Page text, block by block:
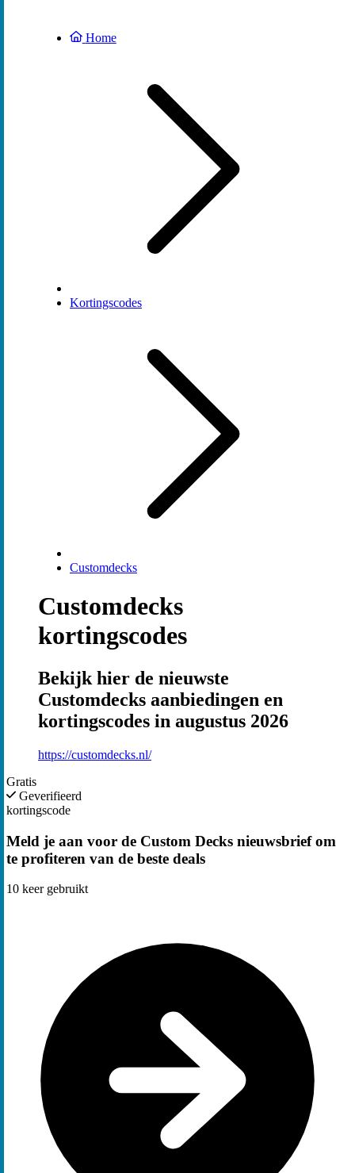
Home
Kortingscodes
Customdecks
Customdecks
kortingscodes
Bekijk hier de nieuwste
Customdecks aanbiedingen en
kortingscodes in augustus 2026
https://customdecks.nl/
Gratis
Geverifieerd
kortingscode
Meld je aan voor de Custom Decks nieuwsbrief om
te profiteren van de beste deals
10 keer gebruikt